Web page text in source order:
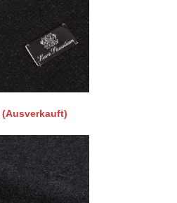
(Ausverkauft)